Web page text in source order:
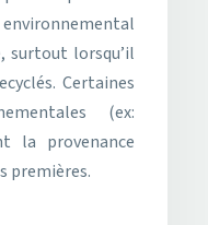
surtout lorsqu’il
Certaines
(ex:
la provenance
premières.